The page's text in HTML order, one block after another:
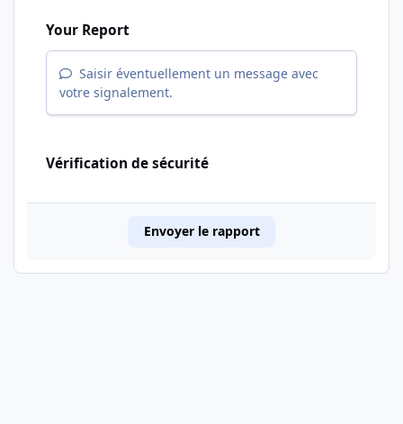
Your Report
Saisir éventuellement un message avec
votre signalement.
Vérification de sécurité
Envoyer le rapport